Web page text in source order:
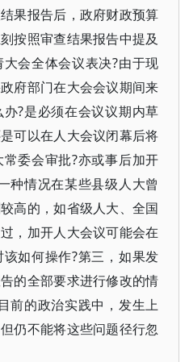
果报告后，政府财政预算
按照审查结果报告中提及
会全体会议表决?由于现
府部门在大会会议期间来
?是必须在会议议期内草
可以在人大会议闭幕后将
委会审批?亦或事后加开
种情况在某些县级人大曾
高的，如省级人大、全国
，加开人大会议可能会在
如何操作?第三，如果发
的全部要求进行修改的情
前的政治实践中，发生上
仍不能将这些问题径行忽